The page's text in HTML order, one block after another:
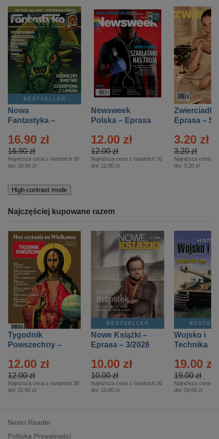
BESTSELLER
Nowa
Fantastyka –
16.90 zł
16.90 zł
Najniższa cena z ostatnich 30
dni: 16.90 zł
Newsweek
Polska – Eprasa
12.00 zł
12.00 zł
Najniższa cena z ostatnich 30
dni: 12.00 zł
Zwierciadło
Eprasa – 5/
3.20 zł
3.20 zł
Najniższa cena z
dni: 3.20 zł
High-contrast mode
Najczęściej kupowane razem
Tygodnik
Powszechny –
12.00 zł
12.00 zł
Najniższa cena z ostatnich 30
dni: 11.40 zł
BESTSELLER
Nowe Książki –
Eprasa – 3/2026
10.00 zł
10.00 zł
Najniższa cena z ostatnich 30
dni: 10.00 zł
Wojsko i
Technika
– 2/2026
19.00 zł
19.00 zł
Najniższa cena z
dni: 19.00 zł
Nexto Reader
Polityka Prywatności